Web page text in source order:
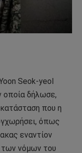
Seok-yeol
οποία δήλωσε,
που η
όπως
εναντίον
νόμων του